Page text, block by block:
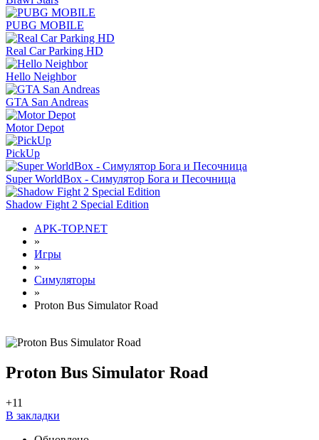
PUBG MOBILE
Real Car Parking HD
Hello Neighbor
GTA San Andreas
Motor Depot
PickUp
Super WorldBox - Симулятор Бога и Песочница
Shadow Fight 2 Special Edition
APK-TOP.NET
»
Игры
»
Симуляторы
»
Proton Bus Simulator Road
Proton Bus Simulator Road
+11
В закладки